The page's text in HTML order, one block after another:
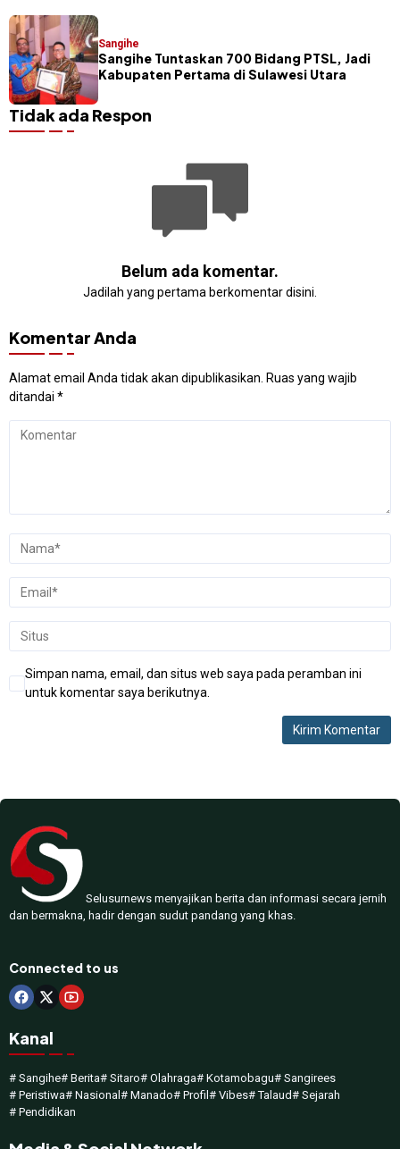
Sangihe
Sangihe Tuntaskan 700 Bidang PTSL, Jadi
Kabupaten Pertama di Sulawesi Utara
Tidak ada Respon
Belum ada komentar.
Jadilah yang pertama berkomentar disini.
Komentar Anda
Alamat email Anda tidak akan dipublikasikan. Ruas yang wajib
ditandai *
Simpan nama, email, dan situs web saya pada peramban ini
untuk komentar saya berikutnya.
Selusurnews menyajikan berita dan informasi secara jernih
dan bermakna, hadir dengan sudut pandang yang khas.
Connected to us
Kanal
# Sangihe# Berita# Sitaro# Olahraga# Kotamobagu# Sangirees
# Peristiwa# Nasional # Manado# Profil # Vibes# Talaud# Sejarah
# Pendidikan